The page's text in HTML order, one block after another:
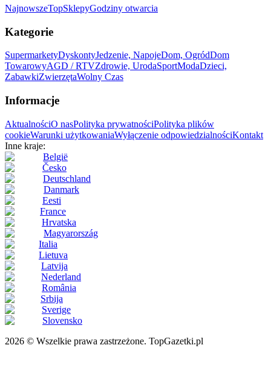
NajnowszeTopSklepyGodziny otwarcia
Kategorie
SupermarketyDyskontyJedzenie, NapojeDom, OgródDom
TowarowyAGD / RTVZdrowie, UrodaSportModaDzieci,
ZabawkiZwierzętaWolny Czas
Informacje
AktualnościO nasPolityka prywatnościPolityka plików
cookieWarunki użytkowaniaWyłączenie odpowiedzialnościKontakt
Inne kraje:
België
Česko
Deutschland
Danmark
Eesti
France
Hrvatska
Magyarország
Italia
Lietuva
Latvija
Nederland
România
Srbija
Sverige
Slovensko
2026 © Wszelkie prawa zastrzeżone. TopGazetki.pl